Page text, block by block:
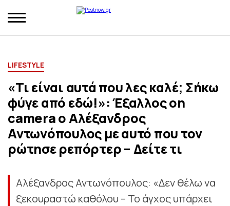
LIFESTYLE
«Τι είναι αυτά που λες καλέ; Σήκω
φύγε από εδώ!»: Έξαλλος on
camera ο Αλέξανδρος
Αντωνόπουλος με αυτό που τον
ρώτησε ρεπόρτερ – Δείτε τι
Αλέξανδρος Αντωνόπουλος: «Δεν θέλω να
ξεκουραστώ καθόλου – Το άγχος υπάρχει